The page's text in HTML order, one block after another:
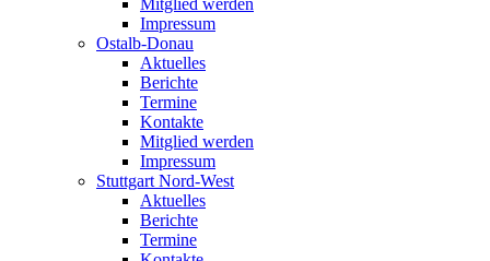
Mitglied werden
Impressum
Ostalb-Donau
Aktuelles
Berichte
Termine
Kontakte
Mitglied werden
Impressum
Stuttgart Nord-West
Aktuelles
Berichte
Termine